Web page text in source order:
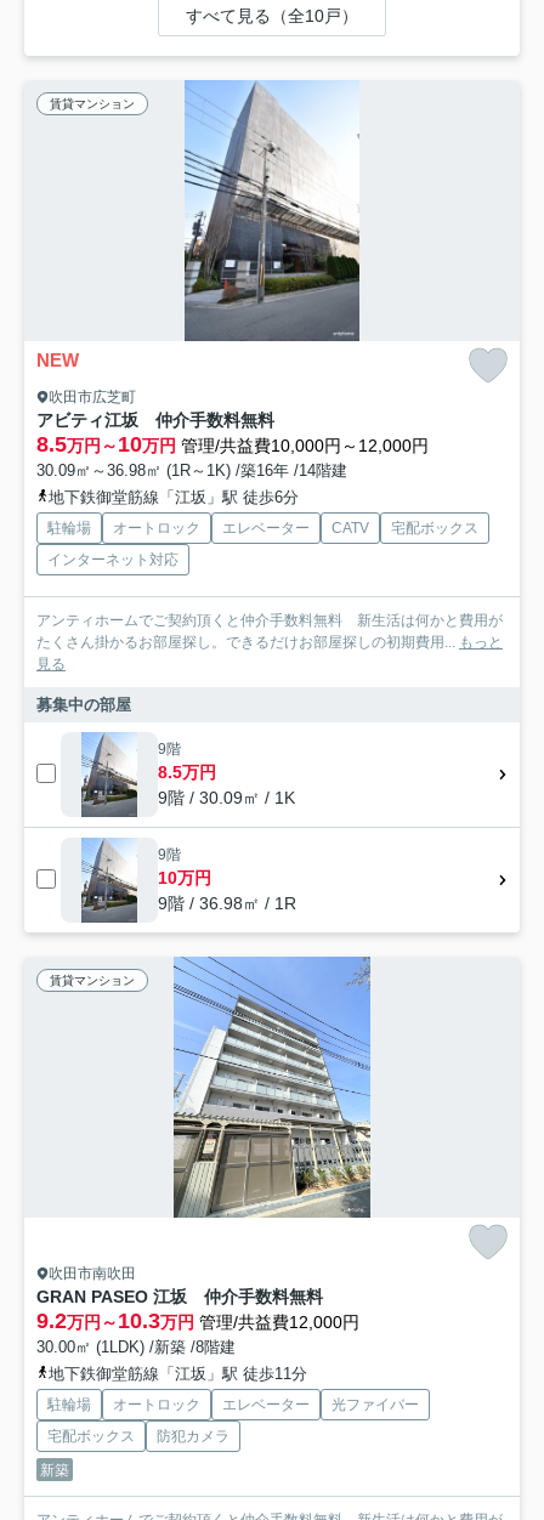
すべて見る（全10戸）
賃貸マンション
NEW
吹田市広芝町
アビティ江坂 仲介手数料無料
8.5万円～10万円 管理/共益費10,000円～12,000円
30.09㎡～36.98㎡ (1R～1K) /築16年 /14階建
地下鉄御堂筋線「江坂」駅 徒歩6分
駐輪場 オートロック エレベーター CATV
宅配ボックス
インターネット対応
アンティホームでご契約頂くと仲介手数料無料 新生活は何かと費用が
たくさん掛かるお部屋探し。できるだけお部屋探しの初期費用... もっと
見る
募集中の部屋
9階
8.5万円
9階 / 30.09㎡ / 1K
9階
10万円
9階 / 36.98㎡ / 1R
賃貸マンション
吹田市南吹田
GRAN PASEO 江坂 仲介手数料無料
9.2万円～10.3万円 管理/共益費12,000円
30.00㎡ (1LDK) /新築 /8階建
地下鉄御堂筋線「江坂」駅 徒歩11分
駐輪場 オートロック エレベーター
光ファイバー
宅配ボックス
防犯カメラ
新築